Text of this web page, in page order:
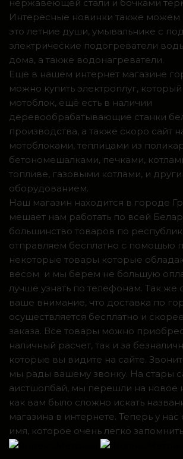
нержавеющей стали и бочками
Интересные новинки также можем
это летние души, умывальнике с
электрические подогреватели
дома, а также водонагреватели.
Ещё в нашем интернет магазине
можно купить электроплуг,
мотоблок, ещё есть в наличии
деревообрабатывающие станки
производства, а также скоро сайт
мотоблоками, теплицами из
бетономешалками, печками,
топливе, газовыми котлами, и
оборудованием.
Наш магазин находится в городе
мешает нам работать по всей
большинство товаров по
отправляем бесплатно с помощью
некоторые товары которые
весом и мы берем не большую
лучше узнать по телефонам. Так
ваше внимание, что доставка по
осуществляется бесплатно и
заказа. Все товары можно
наличный расчет, так и за
которые вы видите на сайте.
мы рады вашему звонку. На стары
аистшопбай, мы перешли на новое
как вам было сложно искать
магазина в интернете. Теперь у
имя, которое очень легко